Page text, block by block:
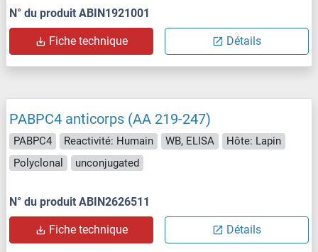
N° du produit ABIN1921001
Fiche technique Détails
PABPC4 anticorps (AA 219-247)
PABPC4 Reactivité: Humain WB, ELISA
Hôte: Lapin
Polyclonal
unconjugated
N° du produit ABIN2626511
Fiche technique Détails